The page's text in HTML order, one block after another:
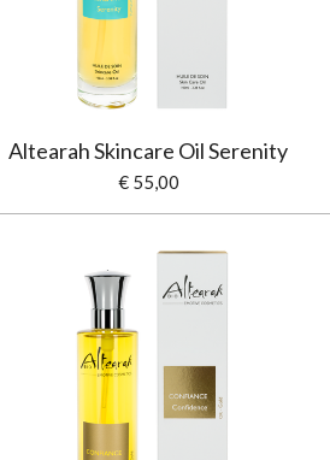
Altearah Skincare Oil Serenity
€ 55,00